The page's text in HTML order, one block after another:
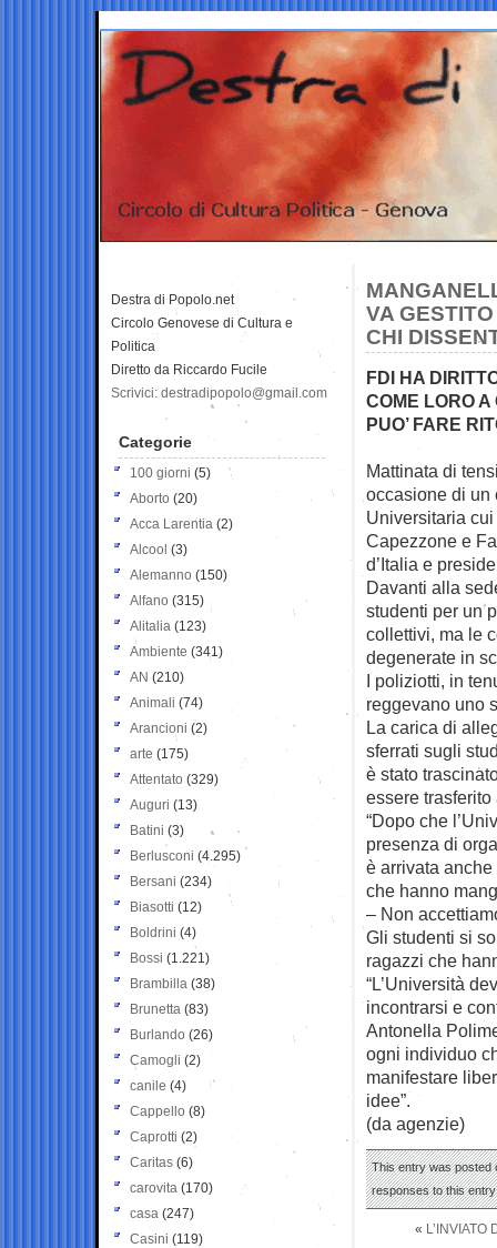
VA
CHI
FDI HA
COME LORO
PUO’ FARE
Mattinata di
occasione di un
Universitaria
Capezzone e
d’Italia e
Davanti alla
studenti per un
collettivi, ma le
degenerate in
I poliziotti, in
reggevano uno
La carica di
sferrati sugli
è stato
essere
“Dopo che
presenza di
è arrivata
che hanno
– Non
Gli studenti si
ragazzi che
“L’Università
incontrarsi e
Antonella
ogni individuo
manifestare
idee”.
(da agenzie)
This entry was posted
responses to this
«
Destra di Popolo.net
Circolo Genovese di Cultura e
Politica
Diretto da Riccardo Fucile
Scrivici: destradipopolo@gmail.com
Categorie
100 giorni (5)
Aborto (20)
Acca Larentia (2)
Alcool (3)
Alemanno (150)
Alfano (315)
Alitalia (123)
Ambiente (341)
AN (210)
Animali (74)
Arancioni (2)
arte (175)
Attentato (329)
Auguri (13)
Batini (3)
Berlusconi (4.295)
Bersani (234)
Biasotti (12)
Boldrini (4)
Bossi (1.221)
Brambilla (38)
Brunetta (83)
Burlando (26)
Camogli (2)
canile (4)
Cappello (8)
Caprotti (2)
Caritas (6)
carovita (170)
casa (247)
Casini (119)